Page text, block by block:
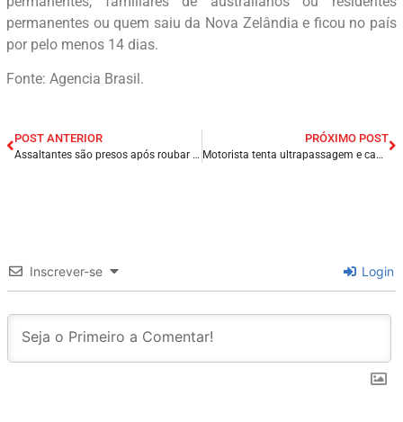
permanentes ou quem saiu da Nova Zelândia e ficou no país
por pelo menos 14 dias.
Fonte: Agencia Brasil.
POST ANTERIOR
Assaltantes são presos após roubar frigorífico na grande São Luís/MA.
PRÓXIMO POST
Motorista tenta ultrapassagem e causa colisão frontal na BR-316, no MA; Uma pessoa morreu.
Inscrever-se Login